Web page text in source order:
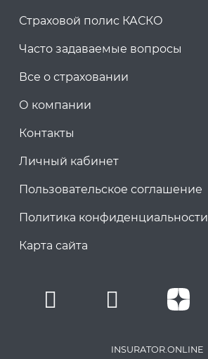
Страховой полис КАСКО
Часто задаваемые вопросы
Все о страховании
О компании
Контакты
Личный кабинет
Пользовательское соглашение
Политика конфиденциальности
Карта сайта
INSURATOR.ONLINE